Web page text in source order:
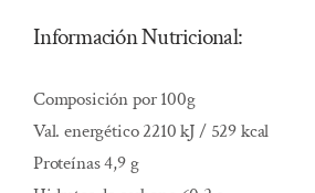
Información Nutricional:
Composición por 100g
Val. energético 2210 kJ / 529 kcal
Proteínas 4,9 g